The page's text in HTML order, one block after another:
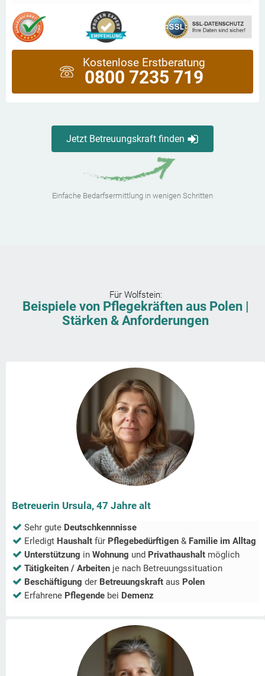
Kostenlose Erstberatung
0800 7235 719
Jetzt Betreuungskraft finden
Einfache Bedarfsermittlung in wenigen Schritten
Für Wolfstein:
Beispiele von Pflegekräften aus Polen |
Stärken & Anforderungen
Betreuerin Ursula, 47 Jahre alt
Sehr gute Deutschkennnisse
Erledigt Haushalt für Pflegebedürftigen & Familie im Alltag
Unterstützung in Wohnung und Privathaushalt möglich
Tätigkeiten / Arbeiten je nach Betreuungssituation
Beschäftigung der Betreuungskraft aus Polen
Erfahrene Pflegende bei Demenz